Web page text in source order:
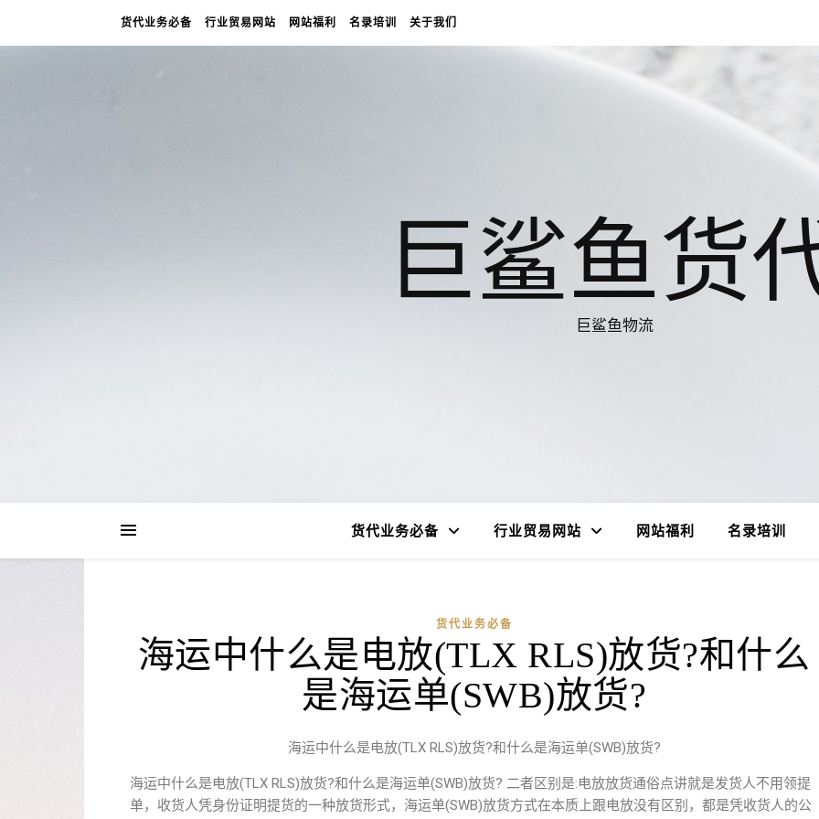
货代业务必备 行业贸易网站 网站福利 名录培训 关于我们
巨鲨鱼货
巨鲨鱼物流
货代业务必备 行业贸易网站 网站福利 名录培训
货代业务必备
海运中什么是电放(TLX RLS)放货?和什么
是海运单(SWB)放货?
海运中什么是电放(TLX RLS)放货?和什么是海运单(SWB)放货?
海运中什么是电放(TLX RLS)放货?和什么是海运单(SWB)放货? 二者区别是:电放放货通俗点讲就是发货人不用领提
单，收货人凭身份证明提货的一种放货形式，海运单(SWB)放货方式在本质上跟电放没有区别，都是凭收货人的公